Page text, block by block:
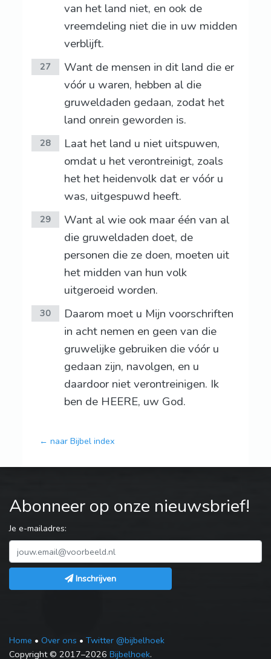
van het land niet, en ook de
vreemdeling niet die in uw midden
verblijft.
27
Want de mensen in dit land die er
vóór u waren, hebben al die
gruweldaden gedaan, zodat het
land onrein geworden is.
28
Laat het land u niet uitspuwen,
omdat u het verontreinigt, zoals
het het heidenvolk dat er vóór u
was, uitgespuwd heeft.
29
Want al wie ook maar één van al
die gruweldaden doet, de
personen die ze doen, moeten uit
het midden van hun volk
uitgeroeid worden.
30
Daarom moet u Mijn voorschriften
in acht nemen en geen van die
gruwelijke gebruiken die vóór u
gedaan zijn, navolgen, en u
daardoor niet verontreinigen. Ik
ben de HEERE, uw God.
← naar Bijbel index
Abonneer op onze nieuwsbrief!
Je e-mailadres:
Inschrijven
Home • Over ons • Twitter @bijbelhoek
Copyright © 2017–2026 Bijbelhoek.